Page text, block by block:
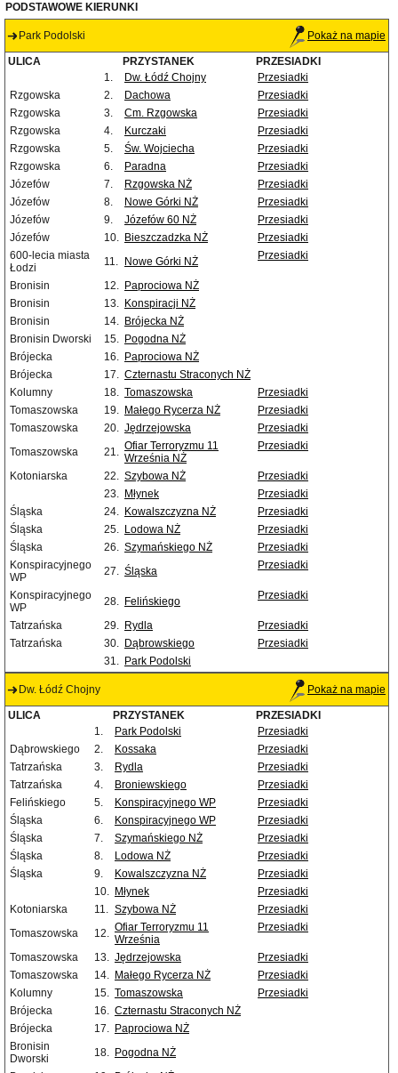
PODSTAWOWE KIERUNKI
Park Podolski Pokaż na mapie
ULICA PRZYSTANEK
PRZESIADKI
1.
Dw. Łódź Chojny
Przesiadki
Rzgowska
2. Dachowa
Przesiadki
Rzgowska
3. Cm. Rzgowska
Przesiadki
Rzgowska
4. Kurczaki
Przesiadki
Rzgowska
5. Św. Wojciecha
Przesiadki
Rzgowska
6. Paradna
Przesiadki
Józefów
7. Rzgowska NŻ
Przesiadki
Józefów
8. Nowe Górki NŻ
Przesiadki
Józefów
9. Józefów 60 NŻ
Przesiadki
Józefów
10. Bieszczadzka NŻ
Przesiadki
600-lecia miasta
Łodzi
11. Nowe Górki NŻ Przesiadki
Bronisin 12. Paprociowa NŻ
Bronisin
13. Konspiracji NŻ
Bronisin
14. Brójecka NŻ
Bronisin Dworski
15. Pogodna NŻ
Brójecka
16. Paprociowa NŻ
Brójecka
17. Czternastu Straconych NŻ
Kolumny
18. Tomaszowska
Przesiadki
Tomaszowska
19. Małego Rycerza NŻ
Przesiadki
Tomaszowska
20. Jędrzejowska
Przesiadki
Tomaszowska
21. Ofiar Terroryzmu 11
Września NŻ
Przesiadki
Kotoniarska 22. Szybowa NŻ
Przesiadki
23. Młynek
Przesiadki
Śląska
24. Kowalszczyzna NŻ
Przesiadki
Śląska
25. Lodowa NŻ
Przesiadki
Śląska
26. Szymańskiego NŻ
Przesiadki
Konspiracyjnego
WP
27. Śląska Przesiadki
Konspiracyjnego
WP
28. Felińskiego Przesiadki
Tatrzańska 29. Rydla
Przesiadki
Tatrzańska
30. Dąbrowskiego
Przesiadki
31. Park Podolski
Dw. Łódź Chojny Pokaż na mapie
ULICA PRZYSTANEK
PRZESIADKI
1.
Park Podolski
Przesiadki
Dąbrowskiego
2. Kossaka
Przesiadki
Tatrzańska
3. Rydla
Przesiadki
Tatrzańska
4. Broniewskiego
Przesiadki
Felińskiego
5. Konspiracyjnego WP
Przesiadki
Śląska
6. Konspiracyjnego WP
Przesiadki
Śląska
7. Szymańskiego NŻ
Przesiadki
Śląska
8. Lodowa NŻ
Przesiadki
Śląska
9. Kowalszczyzna NŻ
Przesiadki
10. Młynek
Przesiadki
Kotoniarska
11. Szybowa NŻ
Przesiadki
Tomaszowska
12. Ofiar Terroryzmu 11
Września
Przesiadki
Tomaszowska 13. Jędrzejowska
Przesiadki
Tomaszowska
14. Małego Rycerza NŻ
Przesiadki
Kolumny
15. Tomaszowska
Przesiadki
Brójecka
16. Czternastu Straconych NŻ
Brójecka
17. Paprociowa NŻ
Bronisin
Dworski
18. Pogodna NŻ